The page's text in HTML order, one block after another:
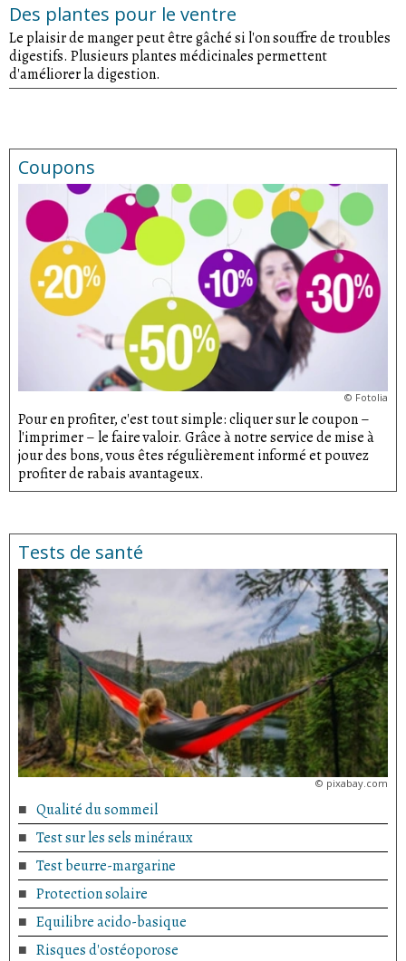
Des plantes pour le ventre
Le plaisir de manger peut être gâché si l'on souffre de troubles
digestifs. Plusieurs plantes médicinales permettent
d'améliorer la digestion.
Coupons
© Fotolia
Pour en profiter, c'est tout simple: cliquer sur le coupon –
l'imprimer – le faire valoir. Grâce à notre service de mise à
jour des bons, vous êtes régulièrement informé et pouvez
profiter de rabais avantageux.
Tests de santé
© pixabay.com
Qualité du sommeil
Test sur les sels minéraux
Test beurre-margarine
Protection solaire
Equilibre acido-basique
Risques d'ostéoporose